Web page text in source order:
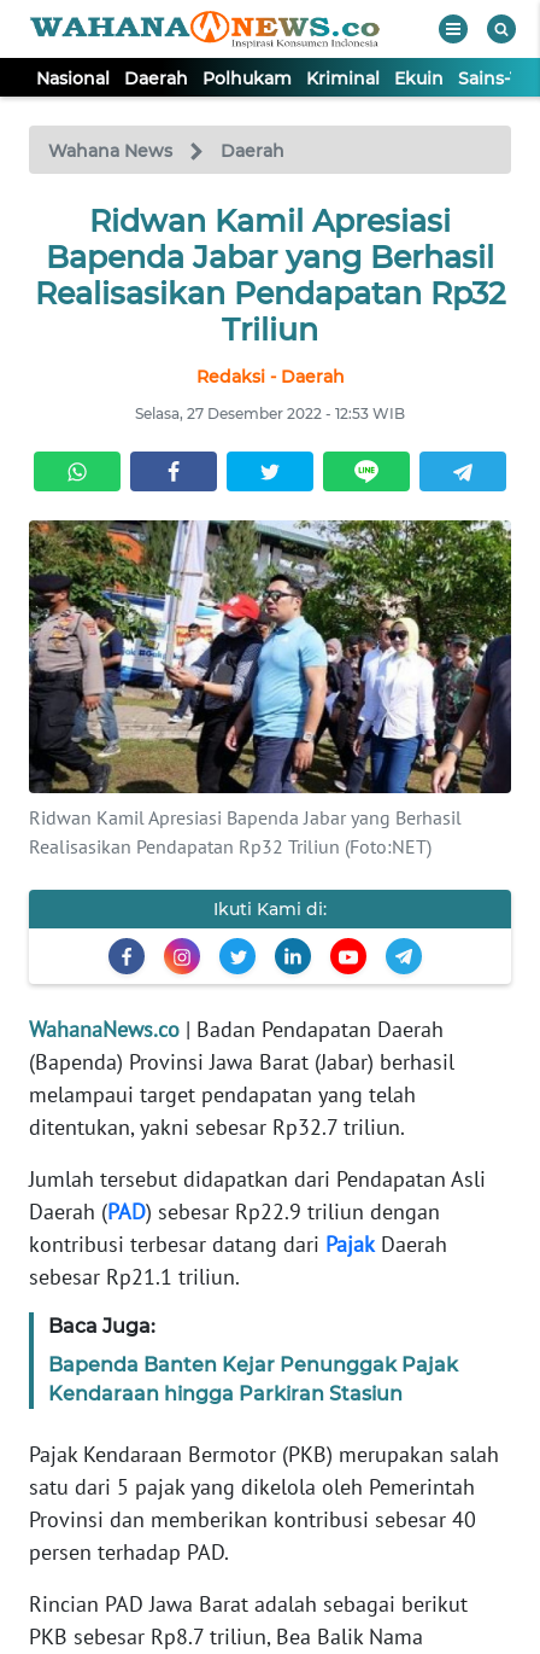
Nasional Daerah Polhukam Kriminal Ekuin Sains-
Wahana News Daerah
Ridwan Kamil Apresiasi
Bapenda Jabar yang Berhasil
Realisasikan Pendapatan Rp32
Triliun
Redaksi - Daerah
Selasa, 27 Desember 2022 - 12:53 WIB
Ridwan Kamil Apresiasi Bapenda Jabar yang Berhasil
Realisasikan Pendapatan Rp32 Triliun (Foto:NET)
Ikuti Kami di:
WahanaNews.co | Badan Pendapatan Daerah
(Bapenda) Provinsi Jawa Barat (Jabar) berhasil
melampaui target pendapatan yang telah
ditentukan, yakni sebesar Rp32.7 triliun.
Jumlah tersebut didapatkan dari Pendapatan Asli
Daerah (PAD) sebesar Rp22.9 triliun dengan
kontribusi terbesar datang dari PajakDaerah
sebesar Rp21.1 triliun.
Baca Juga:
Bapenda Banten Kejar Penunggak Pajak
Kendaraan hingga Parkiran Stasiun
Pajak Kendaraan Bermotor (PKB) merupakan salah
satu dari 5 pajak yang dikelola oleh Pemerintah
Provinsi dan memberikan kontribusi sebesar 40
persen terhadap PAD.
Rincian PAD Jawa Barat adalah sebagai berikut
PKB sebesar Rp8.7 triliun, Bea Balik Nama
TV
Tutup
NASIONAL
DAERAH
EKUIN
SAINS-TEKNO
KESEHATAN
INTERNASIONAL
SERBA-SERBI
PENDIDIKAN
OLAHRAGA
EDITORIAL
Informasi
BERITA
KONTAK
KAMI
INFO
PEDOMAN
MEDIA
SIBER
REDAKSI